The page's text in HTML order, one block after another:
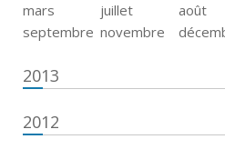
mars juillet
août
septembre novembre
2013
2012